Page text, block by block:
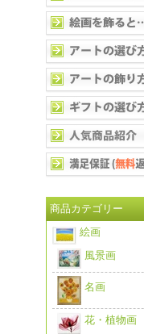
商品カテゴリー
絵画
風景画
名画
花・植物画